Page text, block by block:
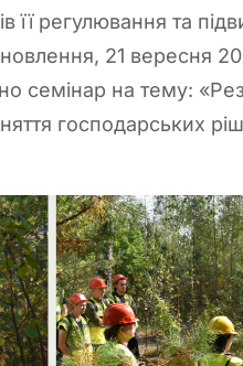
її регулювання та
21 вересня
семінар на тему:
господарських